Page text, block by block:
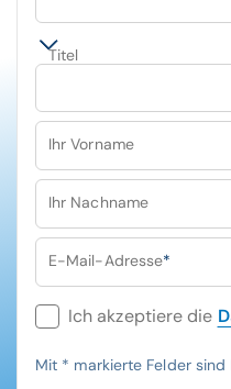
Titel
Ihr Vorname
Ihr Nachname
E-Mail-Adresse*
Ich akzeptiere die
Mit * markierte Felder